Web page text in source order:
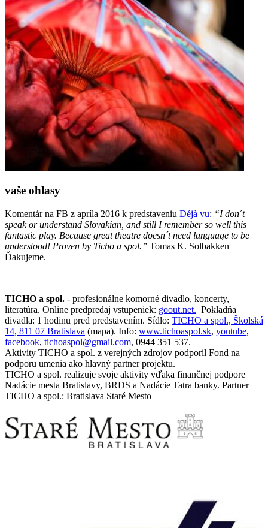
vaše ohlasy
Komentár na FB z apríla 2016 k predstaveniu Déjà vu: “I don´t
speak or understand Slovakian, and still I remember so well this
fantastic play. Because great theatre doesn´t need language to be
understood! Proven by Ticho a spol.” Tomas K. Solbakken
Ďakujeme.
TICHO a spol. - profesionálne komorné divadlo, koncerty,
literatúra. Online predpredaj vstupeniek: goout.net. Pokladňa
divadla: 1 hodinu pred predstavením. Sídlo: TICHO a spol., Školská
14, 811 07 Bratislava (mapa). Info: www.tichoaspol.sk, youtube,
facebook, tichoaspol@gmail.com, 0944 351 537.
Aktivity TICHO a spol. z verejných zdrojov podporil Fond na
podporu umenia ako hlavný partner projektu.
TICHO a spol. realizuje svoje aktivity vďaka finančnej podpore
Nadácie mesta Bratislavy, BRDS a Nadácie Tatra banky. Partner
TICHO a spol.: Bratislava Staré Mesto